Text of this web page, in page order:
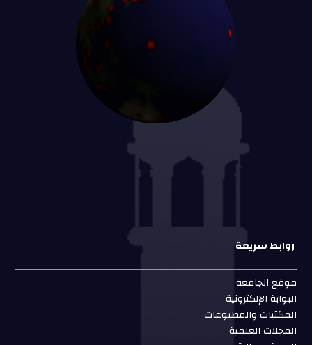
روابط سريعة
موقع الجامعة
البوابة الإلكترونية
المكتبات والمطبوعات
المجلات العلمية